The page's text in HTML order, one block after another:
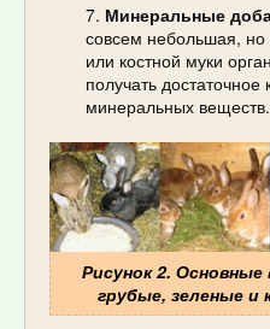
Минеральные
совсем небольшая, но
или костной муки
получать
минеральных веществ.
Рисунок 2.
грубые, зеленые и